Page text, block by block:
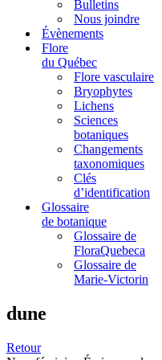
Bulletins
Nous joindre
Évènements
Flore
du Québec
Flore vasculaire
Bryophytes
Lichens
Sciences
botaniques
Changements
taxonomiques
Clés
d’identification
Glossaire
de botanique
Glossaire de
FloraQuebeca
Glossaire de
Marie-Victorin
dune
Retour